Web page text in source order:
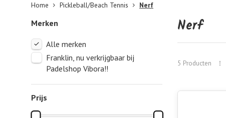
Home Pickleball/Beach Tennis Nerf
Merken
Alle merken
Franklin, nu verkrijgbaar bij
Padelshop Vibora!!
Prijs
Nerf
5 Producten